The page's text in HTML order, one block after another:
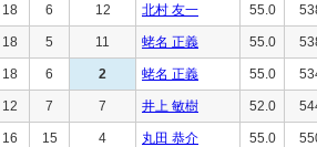
18 6 12 北村 友一 55.0
18 5 11 蛯名 正義 55.0
18 6 2 蛯名 正義 55.0
12 7 7 井上 敏樹 52.0
16 15 4 丸田 恭介 55.0